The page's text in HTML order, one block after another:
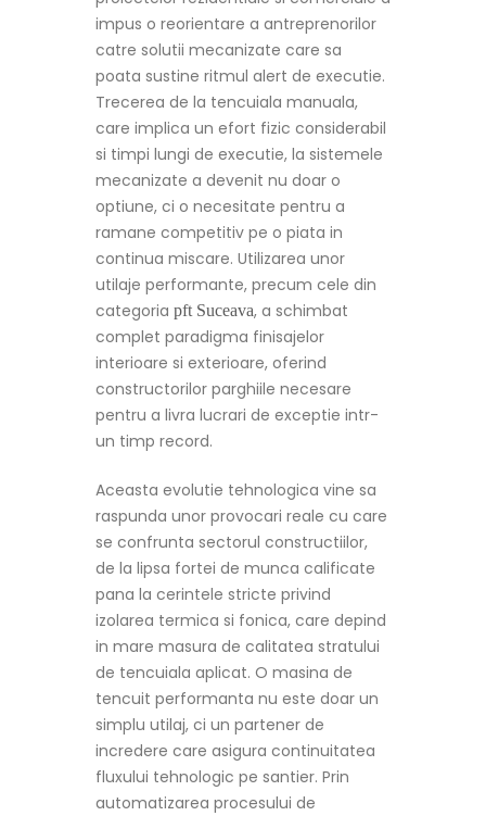
impus o reorientare a antreprenorilor
catre solutii mecanizate care sa
poata sustine ritmul alert de executie.
Trecerea de la tencuiala manuala,
care implica un efort fizic considerabil
si timpi lungi de executie, la sistemele
mecanizate a devenit nu doar o
optiune, ci o necesitate pentru a
ramane competitiv pe o piata in
continua miscare. Utilizarea unor
utilaje performante, precum cele din
categoria pft Suceava, a schimbat
complet paradigma finisajelor
interioare si exterioare, oferind
constructorilor parghiile necesare
pentru a livra lucrari de exceptie intr-
un timp record.
Aceasta evolutie tehnologica vine sa
raspunda unor provocari reale cu care
se confrunta sectorul constructiilor,
de la lipsa fortei de munca calificate
pana la cerintele stricte privind
izolarea termica si fonica, care depind
in mare masura de calitatea stratului
de tencuiala aplicat. O masina de
tencuit performanta nu este doar un
simplu utilaj, ci un partener de
incredere care asigura continuitatea
fluxului tehnologic pe santier. Prin
automatizarea procesului de